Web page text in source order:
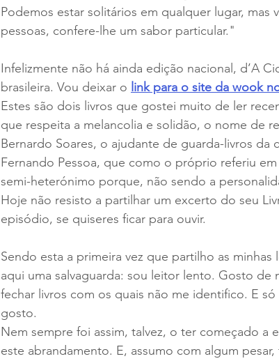
Podemos estar solitários em qualquer lugar,
pessoas, confere-lhe um sabor particular."
Infelizmente não há ainda edição nacional, d’A
brasileira. Vou deixar o link para o site da wook
Estes são dois livros que gostei muito de ler
que respeita a melancolia e solidão, o nome de
Bernardo Soares, o ajudante de guarda-livros
Fernando Pessoa, que como o próprio referiu
semi-heterónimo porque, não sendo a
Hoje não resisto a partilhar um excerto do seu
episódio, se quiseres ficar para ouvir.
Sendo esta a primeira vez que partilho as
aqui uma salvaguarda: sou leitor lento. Gosto
fechar livros com os quais não me identifico. E
gosto.
Nem sempre foi assim, talvez, o ter começado a
este abrandamento. E, assumo com algum